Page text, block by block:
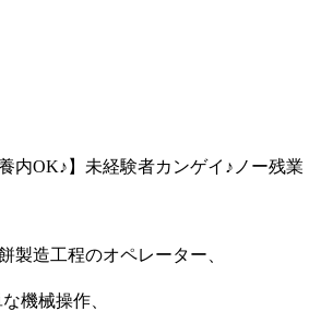
内OK♪】未経験者カンゲイ♪ノー残業
製造工程のオペレーター、
機械操作、